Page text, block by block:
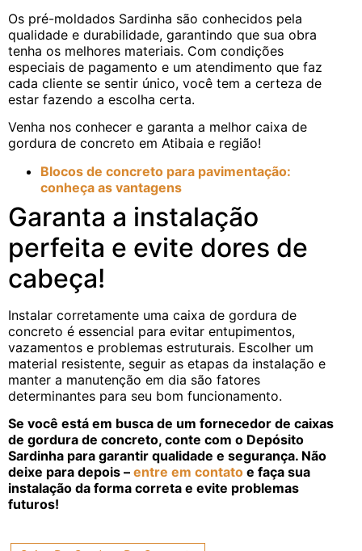
Os pré-moldados Sardinha são conhecidos pela
qualidade e durabilidade, garantindo que sua obra
tenha os melhores materiais. Com condições
especiais de pagamento e um atendimento que faz
cada cliente se sentir único, você tem a certeza de
estar fazendo a escolha certa.
Venha nos conhecer e garanta a melhor caixa de
gordura de concreto em Atibaia e região!
Blocos de concreto para pavimentação:
conheça as vantagens
Garanta a instalação
perfeita e evite dores de
cabeça!
Instalar corretamente uma caixa de gordura de
concreto é essencial para evitar entupimentos,
vazamentos e problemas estruturais. Escolher um
material resistente, seguir as etapas da instalação e
manter a manutenção em dia são fatores
determinantes para seu bom funcionamento.
Se você está em busca de um fornecedor de caixas
de gordura de concreto, conte com o Depósito
Sardinha para garantir qualidade e segurança. Não
deixe para depois – entre em contato e faça sua
instalação da forma correta e evite problemas
futuros!